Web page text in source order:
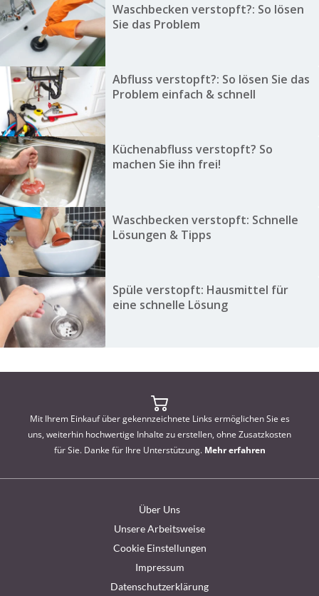
Waschbecken verstopft?: So lösen
Sie das Problem
Abfluss verstopft?: So lösen Sie das
Problem einfach & schnell
Küchenabfluss verstopft? So
machen Sie ihn frei!
Waschbecken verstopft: Schnelle
Lösungen & Tipps
Spüle verstopft: Hausmittel für
eine schnelle Lösung
Mit Ihrem Einkauf über gekennzeichnete Links ermöglichen Sie es
uns, weiterhin hochwertige Inhalte zu erstellen, ohne Zusatzkosten
für Sie. Danke für Ihre Unterstützung. Mehr erfahren
Über Uns
Unsere Arbeitsweise
Cookie Einstellungen
Impressum
Datenschutzerklärung